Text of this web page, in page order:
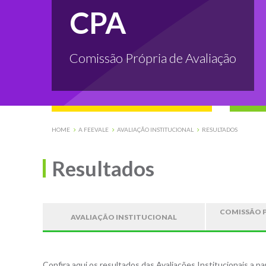
CPA
Comissão Própria de Avaliação
HOME A FEEVALE AVALIAÇÃO INSTITUCIONAL RESULTADOS
Resultados
AVALIAÇÃO INSTITUCIONAL
COMISSÃO